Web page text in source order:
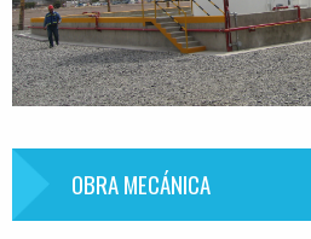
OBRA MECÁNICA